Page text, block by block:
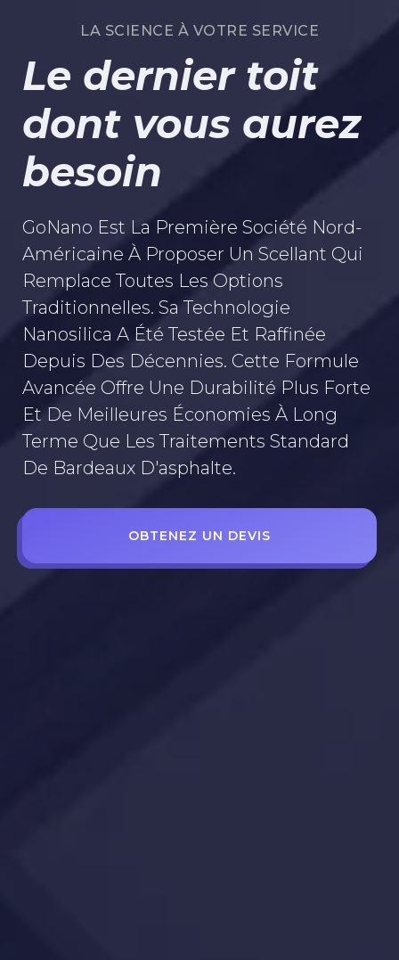
LA SCIENCE À VOTRE SERVICE
Le dernier toit
dont vous aurez
besoin
GoNano Est La Première Société Nord-
Américaine À Proposer Un Scellant Qui
Remplace Toutes Les Options
Traditionnelles. Sa Technologie
Nanosilica A Été Testée Et Raffinée
Depuis Des Décennies. Cette Formule
Avancée Offre Une Durabilité Plus Forte
Et De Meilleures Économies À Long
Terme Que Les Traitements Standard
De Bardeaux D'asphalte.
OBTENEZ UN DEVIS